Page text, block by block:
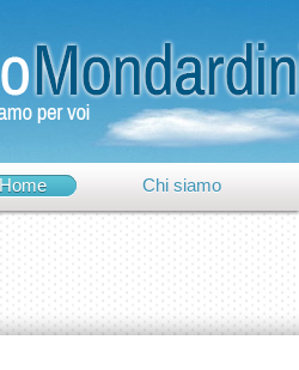
Chi siamo
Home